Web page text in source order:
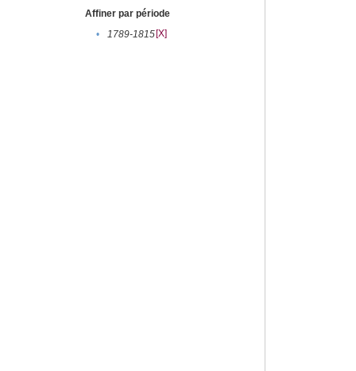
Affiner par période
•
1789-1815[X]